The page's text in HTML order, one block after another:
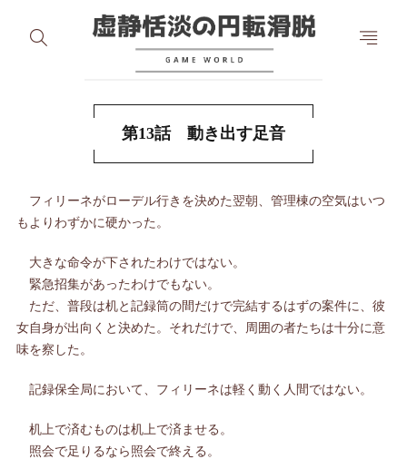
第13話 動き出す足音
フィリーネがローデル行きを決めた翌朝、管理棟の空気はいつ
もよりわずかに硬かった。
大きな命令が下されたわけではない。
緊急招集があったわけでもない。
ただ、普段は机と記録筒の間だけで完結するはずの案件に、彼
女自身が出向くと決めた。それだけで、周囲の者たちは十分に意
味を察した。
記録保全局において、フィリーネは軽く動く人間ではない。
机上で済むものは机上で済ませる。
照会で足りるなら照会で終える。